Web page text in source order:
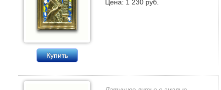
Купить
Цена: 1 230 руб.